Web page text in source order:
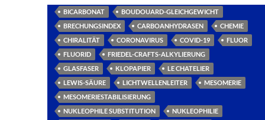
BICARBONAT
BOUDOUARD-GLEICHGEWICHT
BRECHUNGSINDEX
CARBOANHYDRASEN
CHEMIE
CHIRALITÄT
CORONAVIRUS COVID-19
FLUOR
FLUORID
FRIEDEL-CRAFTS-ALKYLIERUNG
GLASFASER
KLOPAPIER
LE CHATELIER
LEWIS-SÄURE
LICHTWELLENLEITER
MESOMERIE
MESOMERIESTABILISIERUNG
NUKLEOPHILE SUBSTITUTION
NUKLEOPHILIE